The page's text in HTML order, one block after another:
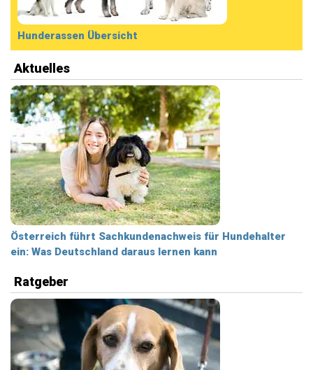
Hunderassen Übersicht
Aktuelles
Österreich führt Sachkundenachweis für Hundehalter
ein: Was Deutschland daraus lernen kann
Ratgeber